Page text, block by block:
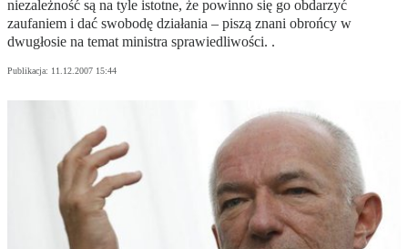
niezależność są na tyle istotne, że powinno się go obdarzyć
zaufaniem i dać swobodę działania – piszą znani obrońcy w
dwugłosie na temat ministra sprawiedliwości. .
Publikacja: 11.12.2007 15:44